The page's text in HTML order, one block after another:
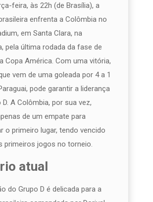
feira, às 22h (de Brasília), a
enfrenta a Colômbia no
em Santa Clara, na
pela última rodada da fase de
Copa América. Com uma vitória,
vem de uma goleada por 4 a 1
pode garantir a liderança
D. A Colômbia, por sua vez,
de um empate para
o primeiro lugar, tendo vencido
primeiros jogos no torneio.
atual
do Grupo D é delicada para a